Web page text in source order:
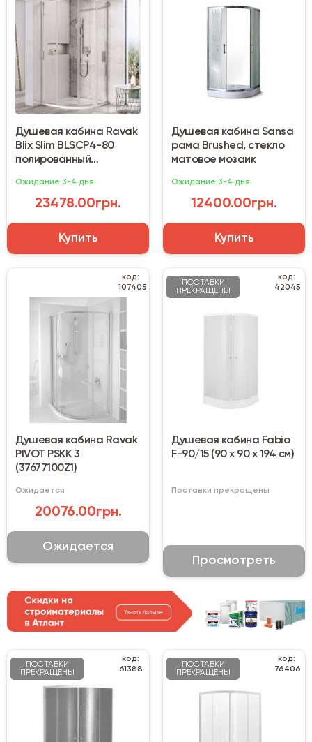
Душевая кабина Ravak
Blix Slim BLSCP4-80
полированный
прозрачный
Ожидание 3-4 дня
23478.00грн.
Купить
Душевая кабина Sansa
рама Brushed, стекло
матовое мозаик
Ожидание 3-4 дня
12400.00грн.
Купить
код:
107405
Душевая кабина Ravak
PIVOT PSKK 3
(37677100Z1)
Ожидается
20076.00грн.
Ожидается
ПОСТАВКИ
ПРЕКРАЩЕНЫ
код:
42045
Душевая кабина Fabio
F-90/15 (90 х 90 х 194 см)
Поставки прекращены
Просмотреть
ПОСТАВКИ
ПРЕКРАЩЕНЫ
код:
61388
ПОСТАВКИ
ПРЕКРАЩЕНЫ
код:
76406